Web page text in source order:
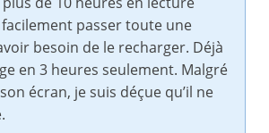
passer toute une
besoin de le recharger. Déjà
en 3 heures seulement. Malgré
écran, je suis déçue qu’il ne